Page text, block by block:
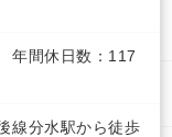
間休日数：117
線分水駅から徒歩